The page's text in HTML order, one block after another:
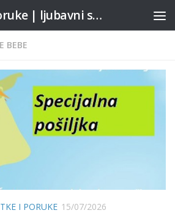
Ljubavne SMS poruke | ljubavni stihovi
BEBE
I PORUKE 15/07/2026